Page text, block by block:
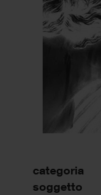
categoria
soggetto